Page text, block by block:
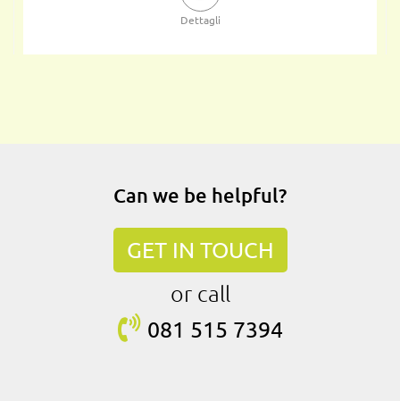
Dettagli
Can we be helpful?
GET IN TOUCH
or call
081 515 7394